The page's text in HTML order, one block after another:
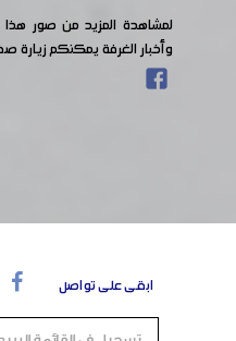
لمشاهدة المزيد من صور هذا
وأخبار الغرفة يمكنكم زيارة
ابقى على تواصل